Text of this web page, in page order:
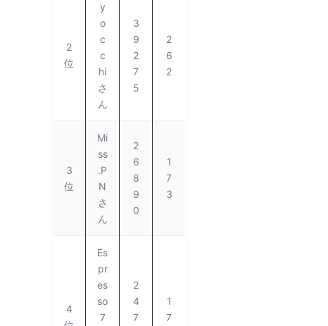
2
位
y
o
c
c
hi
さ
ん
3
9
2
7
5
2
6
2
3
位
Mi
ss
.P
N
さ
ん
2
6
8
9
0
1
7
3
4
Es
pr
es
so
7
2
4
7
1
7